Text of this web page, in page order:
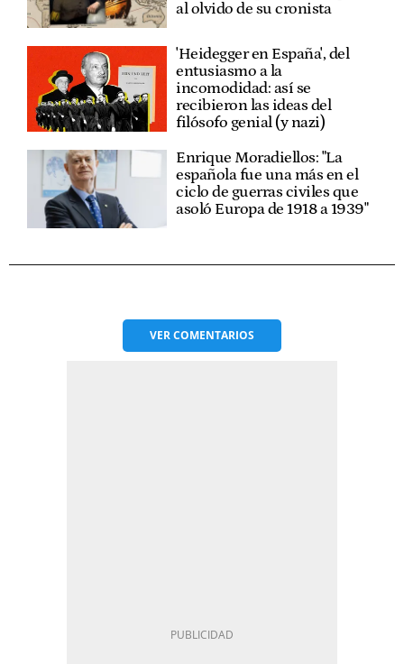
al olvido de su cronista
'Heidegger en España', del
entusiasmo a la
incomodidad: así se
recibieron las ideas del
filósofo genial (y nazi)
Enrique Moradiellos: "La
española fue una más en el
ciclo de guerras civiles que
asoló Europa de 1918 a 1939"
VERCOMENTARIOS